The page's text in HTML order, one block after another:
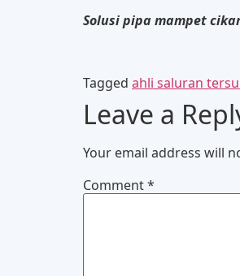
Solusi pipa mampet
Tagged ahli saluran
Leave a
Your email address will
Comment*